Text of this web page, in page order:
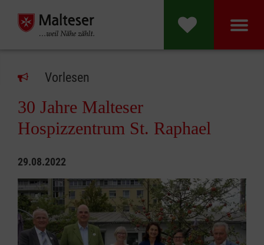
Malteser
Vorlesen
30 Jahre Malteser
Hospizzentrum St. Raphael
29.08.2022